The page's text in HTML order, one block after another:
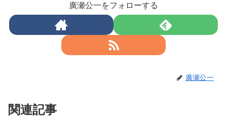
廣瀬公一をフォローする
廣瀬公一
関連記事